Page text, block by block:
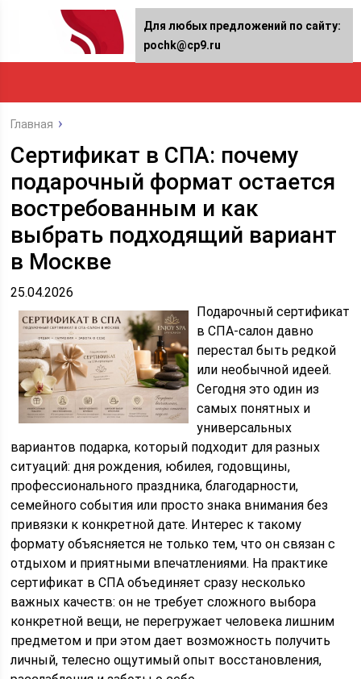
Главная
Сертификат в СПА: почему
подарочный формат остается
востребованным и как
выбрать подходящий вариант
в Москве
25.04.2026
Подарочный сертификат
в СПА-салон давно
перестал быть редкой
или необычной идеей.
Сегодня это один из
самых понятных и
универсальных
вариантов подарка, который подходит для разных
ситуаций: дня рождения, юбилея, годовщины,
профессионального праздника, благодарности,
семейного события или просто знака внимания без
привязки к конкретной дате. Интерес к такому
формату объясняется не только тем, что он связан с
отдыхом и приятными впечатлениями. На практике
сертификат в СПА объединяет сразу несколько
важных качеств: он не требует сложного выбора
конкретной вещи, не перегружает человека лишним
предметом и при этом дает возможность получить
личный, телесно ощутимый опыт восстановления,
Для любых предложений по сайту:
pochk@cp9.ru